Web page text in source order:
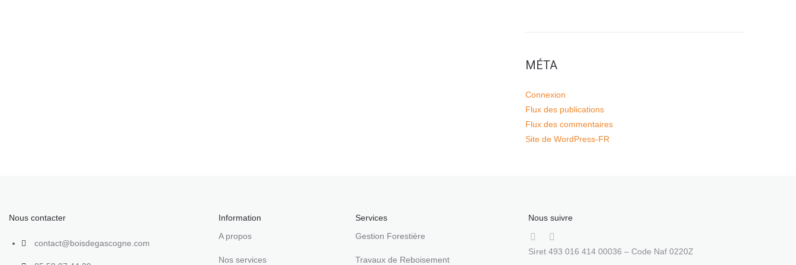
MÉTA
Connexion
Flux des publications
Flux des commentaires
Site de WordPress-FR
Nous contacter
contact@boisdegascogne.com
Information
A propos
Nos services
Services
Gestion Forestière
Travaux de Reboisement
Nous suivre
Siret 493 016 414 00036 – Code Naf 0220Z